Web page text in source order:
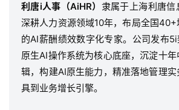
利唐i人事（AiHR） 隶属于上海利唐信
深耕人力资源领域10年，布局全国
的AI薪酬绩效数字化专家。公司发布
原生AI操作系统为核心底座，沉淀十
辑，构建AI原生能力，精准落地管理
具到业务增长引擎。